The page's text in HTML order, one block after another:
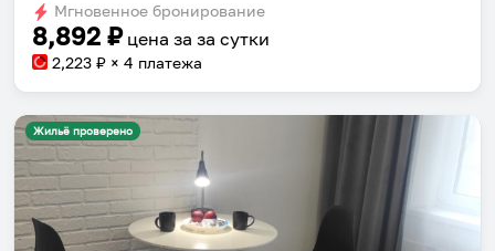
Мгновенное бронирование
8,892 ₽ цена за за сутки
2,223 ₽ × 4 платежа
Жильё проверено
Собери путешествие без сложностей
Сохраняй места, повторяй маршруты, находи
компанию и бронируй жильё в одном